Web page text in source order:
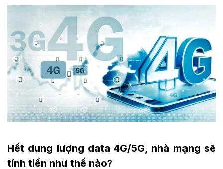
Hết dung lượng data 4G/5G, nhà mạng sẽ
tính tiền như thế nào?